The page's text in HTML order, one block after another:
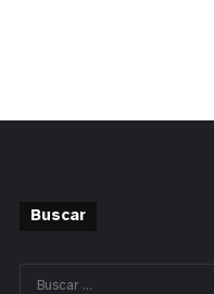
Buscar